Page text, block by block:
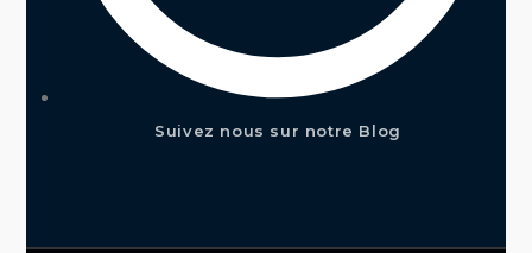
Suivez nous sur notre Blog